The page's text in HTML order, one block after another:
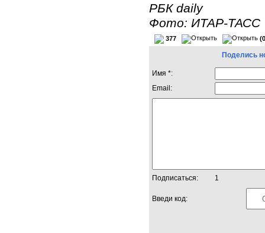
РБК daily
Фото: ИТАР-ТАСС
377
Поделись
Имя *:
Email:
Подписаться: 1
Введи код: